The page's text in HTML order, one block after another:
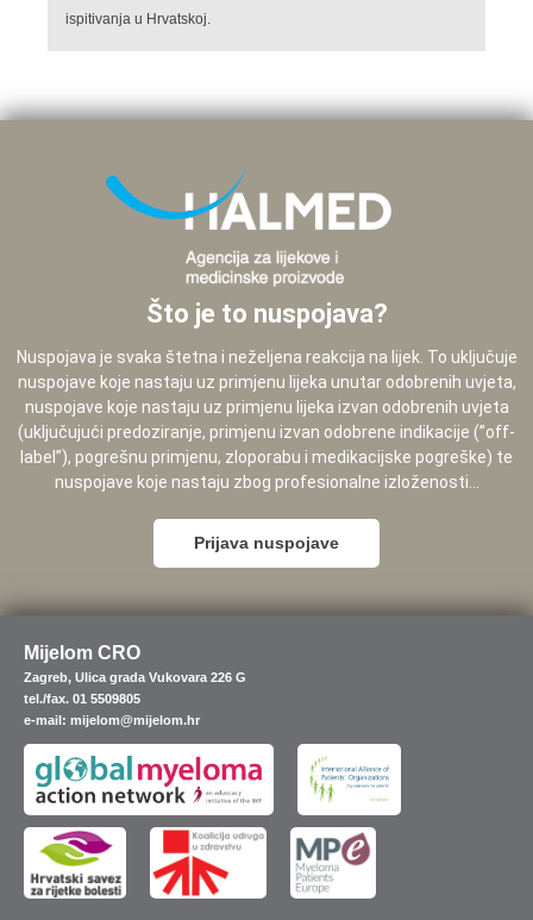
ispitivanja u Hrvatskoj.
Što je to nuspojava?
Nuspojava je svaka štetna i neželjena reakcija na lijek. To uključuje
nuspojave koje nastaju uz primjenu lijeka unutar odobrenih uvjeta,
nuspojave koje nastaju uz primjenu lijeka izvan odobrenih uvjeta
(uključujući predoziranje, primjenu izvan odobrene indikacije (”off-
label”), pogrešnu primjenu, zloporabu i medikacijske pogreške) te
nuspojave koje nastaju zbog profesionalne izloženosti...
Prijava nuspojave
Mijelom CRO
Zagreb, Ulica grada Vukovara 226 G
tel./fax. 01 5509805
e-mail: mijelom@mijelom.hr